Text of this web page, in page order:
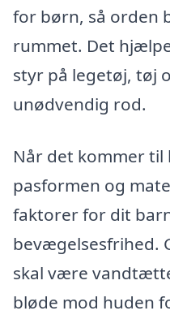
for børn, så orden
rummet. Det
styr på legetøj, tøj
unødvendig rod.
Når det kommer til
pasformen og
faktorer for dit
bevægelsesfrihed.
skal være
bløde mod huden